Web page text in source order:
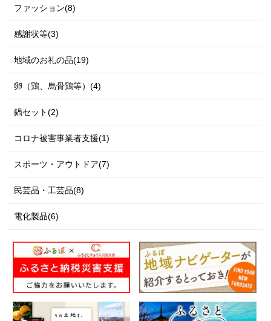
ファッション(8)
感謝状等(3)
地域のお礼の品(19)
卵（鶏、烏骨鶏等）(4)
鍋セット(2)
コロナ被害事業者支援(1)
スポーツ・アウトドア(7)
民芸品・工芸品(8)
電化製品(6)